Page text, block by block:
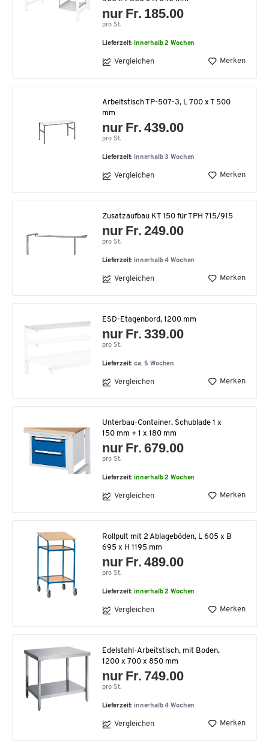
nur Fr. 185.00
pro St.
Lieferzeit:innerhalb 2 Wochen
Vergleichen Merken
Arbeitstisch TP-507-3, L 700 x T 500
mm
nur Fr. 439.00
pro St.
Lieferzeit: innerhalb 3 Wochen
Vergleichen Merken
Zusatzaufbau KT 150 für TPH 715/915
nur Fr. 249.00
pro St.
Lieferzeit: innerhalb 4 Wochen
Vergleichen Merken
ESD-Etagenbord, 1200 mm
nur Fr. 339.00
pro St.
Lieferzeit:ca. 5 Wochen
Vergleichen Merken
Unterbau-Container, Schublade 1 x
150 mm + 1 x 180 mm
nur Fr. 679.00
pro St.
Lieferzeit:innerhalb 2 Wochen
Vergleichen Merken
Rollpult mit 2 Ablageböden, L 605 x B
695 x H 1195 mm
nur Fr. 489.00
pro St.
Lieferzeit:innerhalb 2 Wochen
Vergleichen Merken
Edelstahl-Arbeitstisch, mit Boden,
1200 x 700 x 850 mm
nur Fr. 749.00
pro St.
Lieferzeit: innerhalb 4 Wochen
Vergleichen Merken